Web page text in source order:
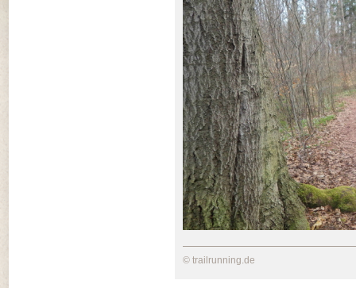
© trailrunning.de